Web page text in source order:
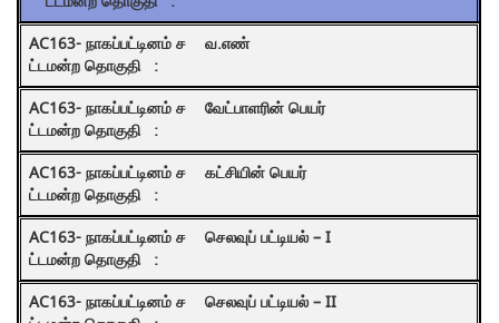
வ.எண்
வேட்பாளரின் பெயர்
கட்சியின் பெயர்
செலவுப் பட்டியல் – I
செலவுப் பட்டியல் – II